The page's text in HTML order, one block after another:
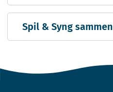
Spil & Syng sammen